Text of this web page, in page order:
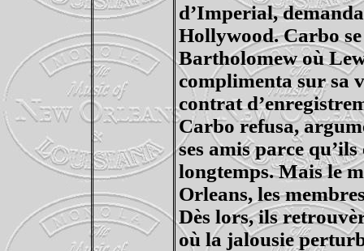
d’Imperial,
Hollywood.Carbo
Bartholomew où
complimenta sur sa
contrat
Carborefusa,
ses amis parce
longtemps. Mais le
Orleans, les
Dès lors, ils
où la jalousie